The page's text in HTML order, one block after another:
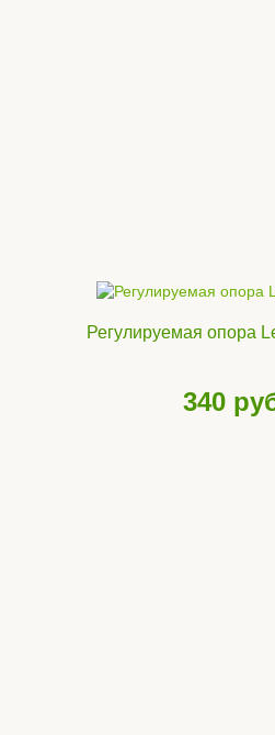
Регулируемая опора
340